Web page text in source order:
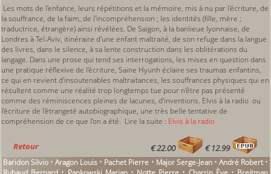
Les mots de l'enfance, leurs répétitions et la mémoire, mis à nu par l'écriture, de
la souffrance, de la faim, de l'incompréhension ; les identités (fille, mère ;
traductrice, étrangère) ainsi révélées. De Saïgon, à la banlieue lyonnaise, de
Londres à Tel-Aviv, itinéraire d'une enfant maltraité, de son refuge dans la langue
des livres, dans le silence, à sa lente construction dans les oblitérations du
langage. Dans une prose qui tend ses interrogations, les mises en question dans
une pratique réflexive de l'écriture, Saine Hyunh éclaire ses traumas enfantins,
ce qui en revient d'insoutenables maltraitances, les souffrances physiques qui en
résultent comme une réalité trop longtemps tue pour n'être pas présenté
comme des réminiscences pleines de lacunes, d'inventions. Elvis à la radio ou
l'écriture de l'étrangeté autobiographique, une très belle tentative de
compréhension de ce que l'on a été. Lire la suite : Elvis à la radio
Retour € 22.00 € 12.99
Baridon Silvio • Aragon Louis • Pachet Pierre • Major Serge-Jean • André Robert •